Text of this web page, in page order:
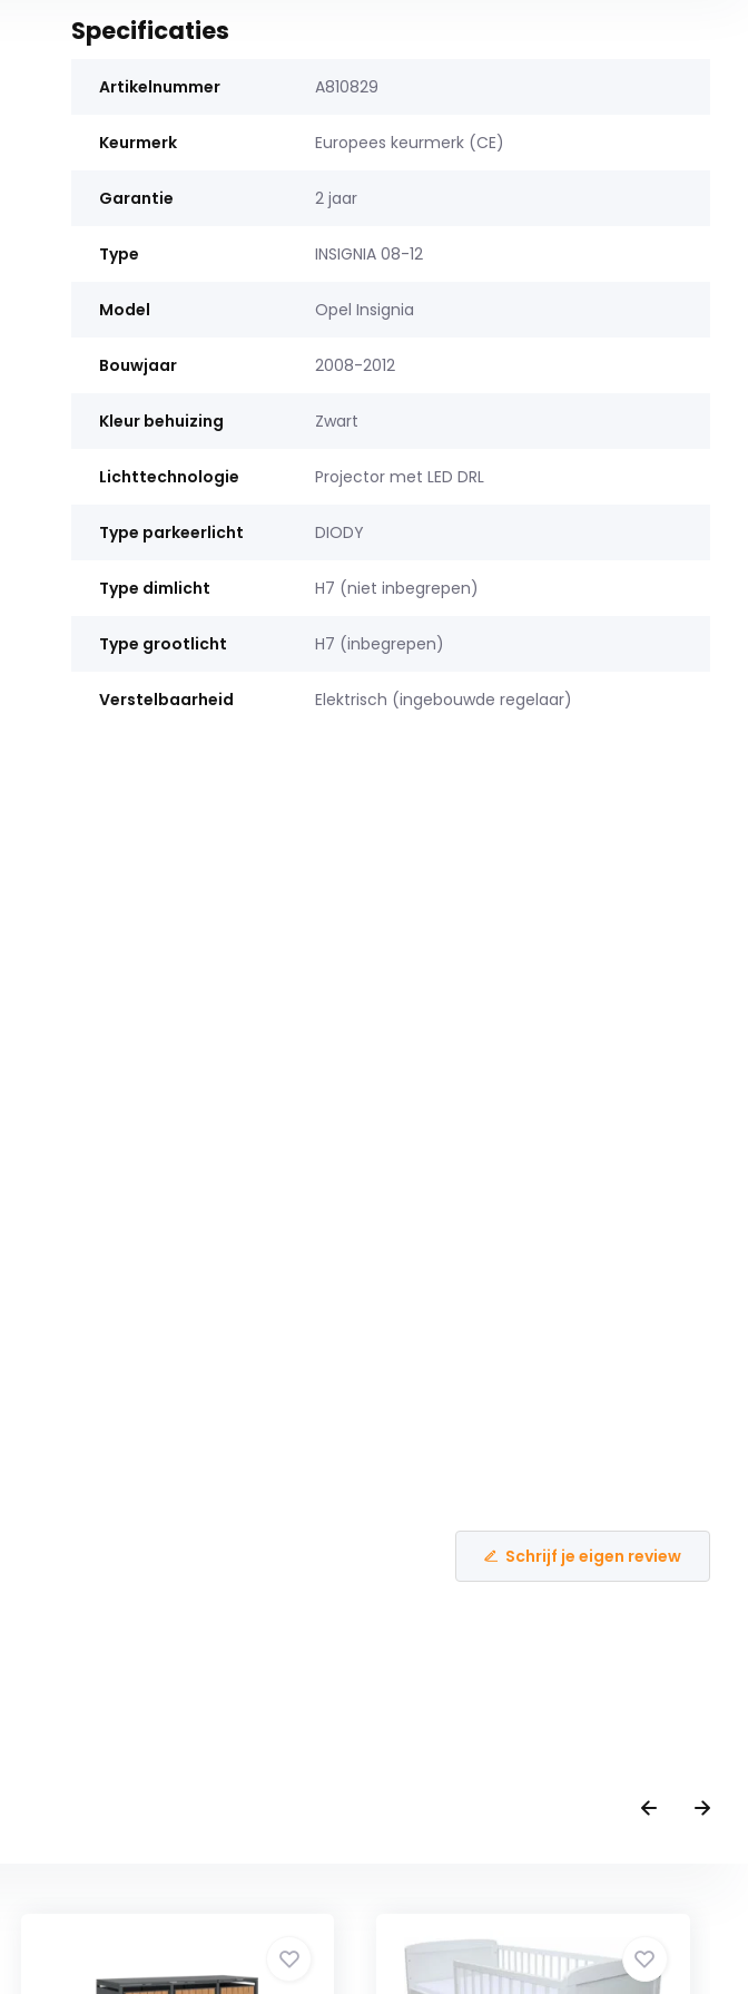
Specificaties
Artikelnummer A810829
Keurmerk Europees keurmerk (CE)
Garantie 2 jaar
Type INSIGNIA 08-12
Model Opel Insignia
Bouwjaar 2008-2012
Kleur behuizing Zwart
Lichttechnologie Projector met LED DRL
Type parkeerlicht DIODY
Type dimlicht H7 (niet inbegrepen)
Type grootlicht H7 (inbegrepen)
Verstelbaarheid Elektrisch (ingebouwde regelaar)
Schrijf je eigen review